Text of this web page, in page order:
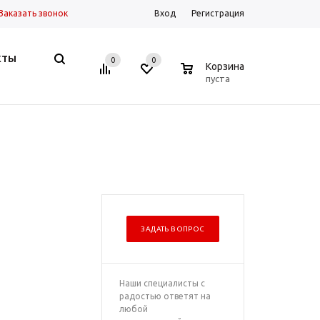
звонок Вход Регистрация
0 0
Корзина
пуста
ЗАДАТЬ ВОПРОС
Наши специалисты с
радостью ответят на
любой